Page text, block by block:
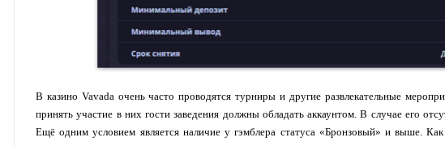
В казино Vavada очень часто проводятся турниры и другие развлекательные
принять участие в них гости заведения должны обладать аккаунтом. В случае его
Ещё одним условием является наличие у гэмблера статуса «Бронзовый» и выше.